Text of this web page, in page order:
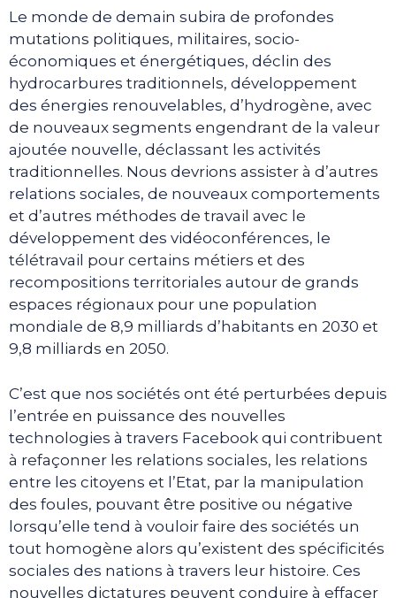
Le monde de demain subira de profondes
mutations politiques, militaires, socio-
économiques et énergétiques, déclin des
hydrocarbures traditionnels, développement
des énergies renouvelables, d’hydrogène, avec
de nouveaux segments engendrant de la valeur
ajoutée nouvelle, déclassant les activités
traditionnelles. Nous devrions assister à d’autres
relations sociales, de nouveaux comportements
et d’autres méthodes de travail avec le
développement des vidéoconférences, le
télétravail pour certains métiers et des
recompositions territoriales autour de grands
espaces régionaux pour une population
mondiale de 8,9 milliards d’habitants en 2030 et
9,8 milliards en 2050.
C’est que nos sociétés ont été perturbées depuis
l’entrée en puissance des nouvelles
technologies à travers Facebook qui contribuent
à refaçonner les relations sociales, les relations
entre les citoyens et l’Etat, par la manipulation
des foules, pouvant être positive ou négative
lorsqu’elle tend à vouloir faire des sociétés un
tout homogène alors qu’existent des spécificités
sociales des nations à travers leur histoire. Ces
nouvelles dictatures peuvent conduire à effacer